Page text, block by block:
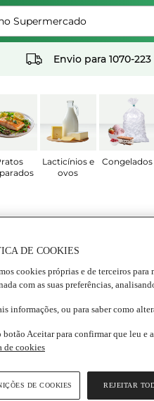
Supermercado
Envio para 1070-223
Lacticínios e
ovos
Congelados
DE COOKIES
cookies próprias e de terceiros para
com as suas preferências,
informações, ou para saber como
botão Aceitar para confirmar que leu e
de cookies
REJEITAR
DE COOKIES